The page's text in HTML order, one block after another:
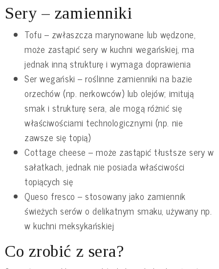
Sery – zamienniki
Tofu – zwłaszcza marynowane lub wędzone,
może zastąpić sery w kuchni wegańskiej, ma
jednak inną strukturę i wymaga doprawienia
Ser wegański – roślinne zamienniki na bazie
orzechów (np. nerkowców) lub olejów; imitują
smak i strukturę sera, ale mogą różnić się
właściwościami technologicznymi (np. nie
zawsze się topią)
Cottage cheese – może zastąpić tłustsze sery w
sałatkach, jednak nie posiada właściwości
topiących się
Queso fresco – stosowany jako zamiennik
świeżych serów o delikatnym smaku, używany np.
w kuchni meksykańskiej
Co zrobić z sera?